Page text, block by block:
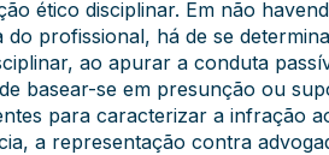
ético disciplinar. Em não
profissional, há de se
ao apurar a conduta
basear-se em presunção ou
para caracterizar a infração
a representação contra